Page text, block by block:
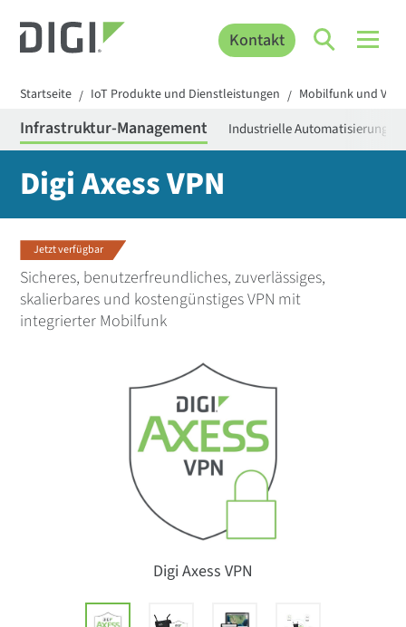
Kontakt
Startseite / IoT Produkte und Dienstleistungen / Mobilfunk und
Infrastruktur-Management Industrielle Automatisierung
Digi Axess VPN
Jetzt verfügbar
Sicheres, benutzerfreundliches, zuverlässiges,
skalierbares und kostengünstiges VPN mit
integrierter Mobilfunk
Digi Axess VPN